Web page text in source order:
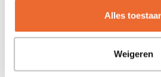
Alles
Weigeren
Airbag bestuurder
Airbags voor